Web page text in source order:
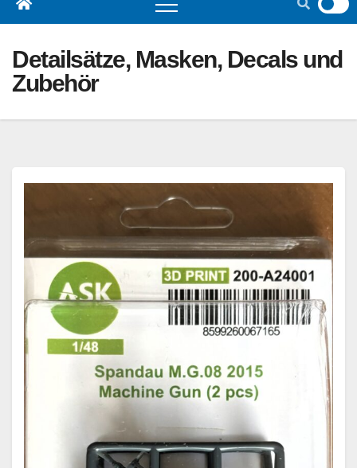
Detailsätze, Masken, Decals und
Zubehör